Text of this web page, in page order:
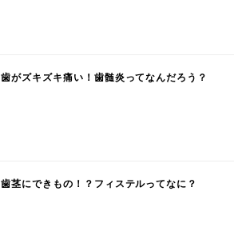
歯がズキズキ痛い！歯髄炎ってなんだろう？
歯茎にできもの！？フィステルってなに？